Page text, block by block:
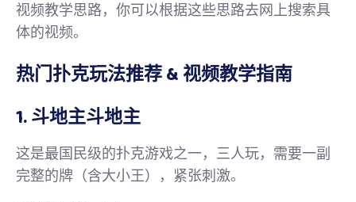
视频教学思路，你可以根据这些思路去网上搜索具
体的视频。
热门扑克玩法推荐 & 视频教学指南
1. 斗地主斗地主
这是最国民级的扑克游戏之一，三人玩，需要一副
完整的牌（含大小王），紧张刺激。